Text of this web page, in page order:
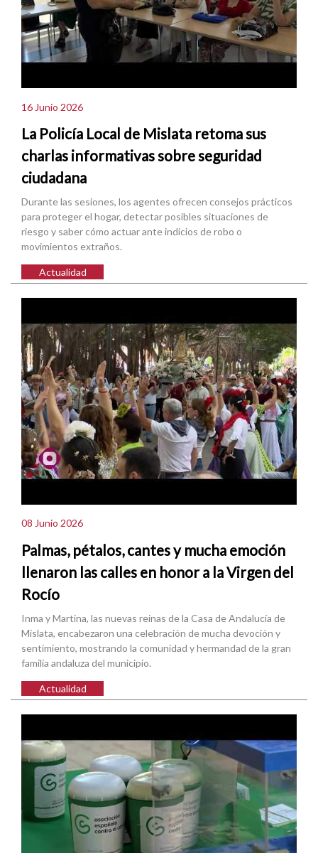
16 Junio 2026
La Policía Local de Mislata retoma sus
charlas informativas sobre seguridad
ciudadana
Durante las sesiones, los agentes ofrecen consejos prácticos
para proteger el hogar, detectar posibles situaciones de
riesgo y saber cómo actuar ante indicios de robo o
movimientos extraños.
Actualidad
08 Junio 2026
Palmas, pétalos, cantes y mucha emoción
llenaron las calles en honor a la Virgen del
Rocío
Inma y Martina, las nuevas reinas de la Casa de Andalucía de
Mislata, encabezaron una celebración de mucha devoción y
sentimiento, mostrando la comunidad y hermandad de la gran
familia andaluza del municipio.
Actualidad